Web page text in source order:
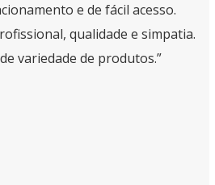
e de fácil acesso.
qualidade e simpatia.
variedade de produtos.”